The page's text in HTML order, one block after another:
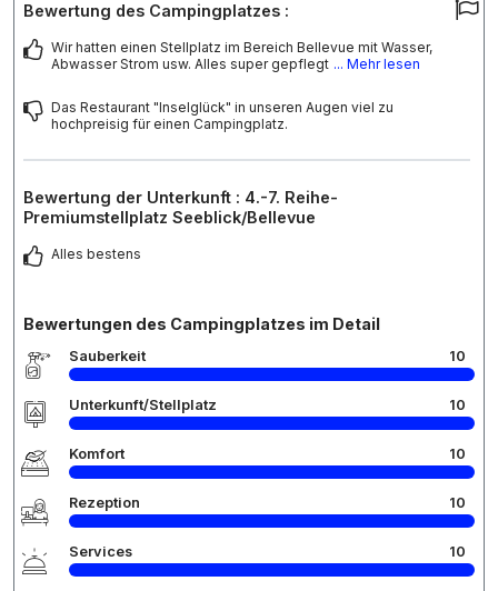
Bewertung des Campingplatzes :
Wir hatten einen Stellplatz im Bereich Bellevue mit Wasser,
Abwasser Strom usw. Alles super gepflegt ... Mehr lesen
Das Restaurant "Inselglück" in unseren Augen viel zu
hochpreisig für einen Campingplatz.
Bewertung der Unterkunft : 4.-7. Reihe-
Premiumstellplatz Seeblick/Bellevue
Alles bestens
Bewertungen des Campingplatzes im Detail
Sauberkeit 10
Unterkunft/Stellplatz 10
Komfort 10
Rezeption 10
Services 10